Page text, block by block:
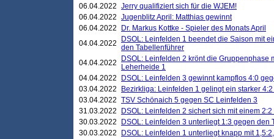
06.04.2022 Jerry qualifiziert sich für die WJEM!
06.04.2022 Jugenblitz April: Matthias gewinnt
06.04.2022
Dr. Markus Kottke - Spieler des Monats April
04.04.2022
DSOL: Leinfelden 1 beendet die Saison mit
den Tabellenführer
04.04.2022
DSOL: Leinfelden 2 krönt die Gruppenphase
Leherheide 1
04.04.2022
DSOL: Leinfelden 3 gewinnt kampflos 4:0
03.04.2022
Bezirkliga: Leinfelden 1 gelingt ein starker
03.04.2022 TSV Schönaich 5 gegen SC Leinfelden 3
31.03.2022
DSOL: Leinfelden 2 sichert sich mit einem
30.03.2022
DSOL: Leinfelden 3 unterliegt 1:3 gegen den
30.03.2022
DSOL: Leinfelden 1 unterliegt knapp mit